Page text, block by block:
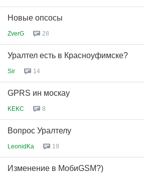
Новые опсосы
ZverG 28
Уралтел есть в Красноуфимске?
Sir 14
GPRS ин москау
KEKC 8
Вопрос Уралтелу
LeonidKa 19
Изменение в МобиGSM?)